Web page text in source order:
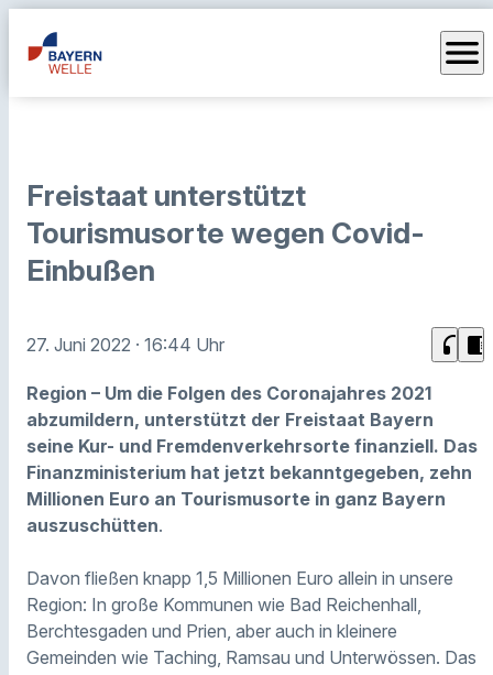
menu
Freistaat unterstützt
Tourismusorte wegen Covid-
Einbußen
27. Juni 2022 · 16:44 Uhr headphones chrome_reader_mode
Region – Um die Folgen des Coronajahres 2021
abzumildern, unterstützt der Freistaat Bayern
seine Kur- und Fremdenverkehrsorte finanziell. Das
Finanzministerium hat jetzt bekanntgegeben, zehn
Millionen Euro an Tourismusorte in ganz Bayern
auszuschütten.
Davon fließen knapp 1,5 Millionen Euro allein in unsere
Region: In große Kommunen wie Bad Reichenhall,
Berchtesgaden und Prien, aber auch in kleinere
Gemeinden wie Taching, Ramsau und Unterwössen. Das